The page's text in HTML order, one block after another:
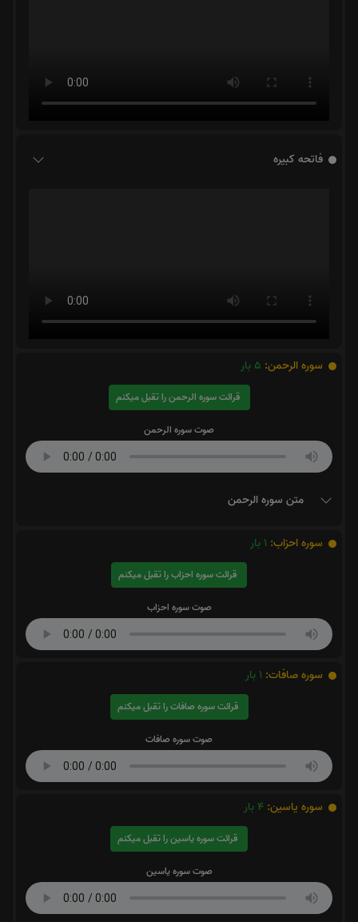
فاتحه کبیره
سوره الرحمن: 5 بار
قرائت سوره الرحمن را تقبل میکنم
صوت سوره الرحمن
متن سوره الرحمن
سوره احزاب: 1 بار
قرائت سوره احزاب را تقبل میکنم
صوت سوره احزاب
سوره صافات: 1 بار
قرائت سوره صافات را تقبل میکنم
صوت سوره صافات
سوره یاسین: 4 بار
قرائت سوره یاسین را تقبل میکنم
صوت سوره یاسین